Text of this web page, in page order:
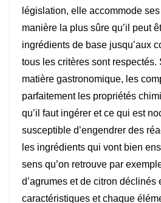
législation, elle accommode
manière la plus sûre qu’il peut
ingrédients de base jusqu’aux
tous les critères sont respectés.
matière gastronomique, les
parfaitement les propriétés
qu’il faut ingérer et ce qui est
susceptible d’engendrer des
les ingrédients qui vont bien
sens qu’on retrouve par
d’agrumes et de citron déclinés
caractéristiques et chaque